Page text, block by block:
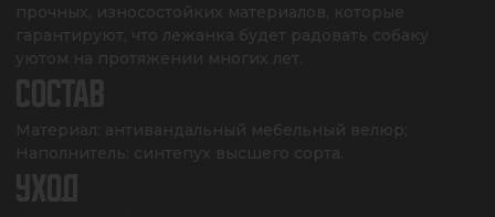
прочных, износостойких материалов, которые
гарантируют, что лежанка будет радовать собаку
уютом на протяжении многих лет.
СОСТАВ
Материал: антивандальный мебельный велюр;
Наполнитель: синтепух высшего сорта.
УХОД